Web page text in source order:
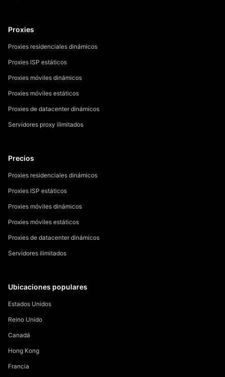
Proxies
Proxies residenciales dinámicos
Proxies ISP estáticos
Proxies móviles dinámicos
Proxies móviles estáticos
Proxies de datacenter dinámicos
Servidores proxy ilimitados
Precios
Proxies residenciales dinámicos
Proxies ISP estáticos
Proxies móviles dinámicos
Proxies móviles estáticos
Proxies de datacenter dinámicos
Servidores ilimitados
Ubicaciones populares
Estados Unidos
Reino Unido
Canadá
Hong Kong
Francia